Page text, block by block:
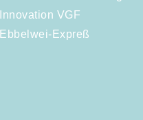
Innovation VGF
Ebbelwei-Expreß